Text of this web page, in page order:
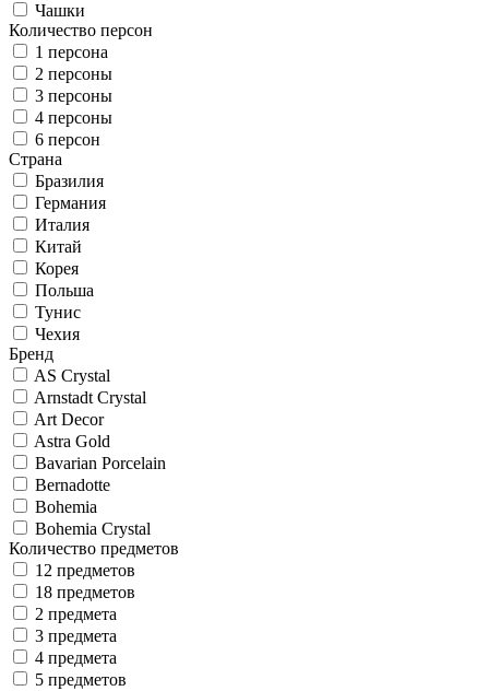
Чашки
Количество персон
1 персона
2 персоны
3 персоны
4 персоны
6 персон
Страна
Бразилия
Германия
Италия
Китай
Корея
Польша
Тунис
Чехия
Бренд
AS Crystal
Arnstadt Crystal
Art Decor
Astra Gold
Bavarian Porcelain
Bernadotte
Bohemia
Bohemia Crystal
Количество предметов
12 предметов
18 предметов
2 предмета
3 предмета
4 предмета
5 предметов